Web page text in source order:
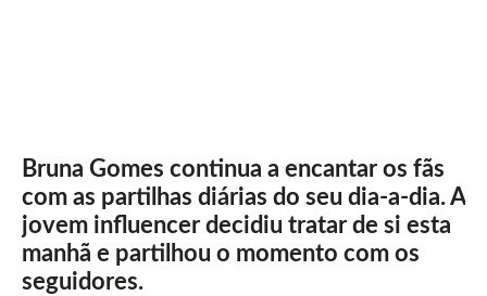
Bruna Gomes continua a encantar os fãs
com as partilhas diárias do seu dia-a-dia. A
jovem influencer decidiu tratar de si esta
manhã e partilhou o momento com os
seguidores.